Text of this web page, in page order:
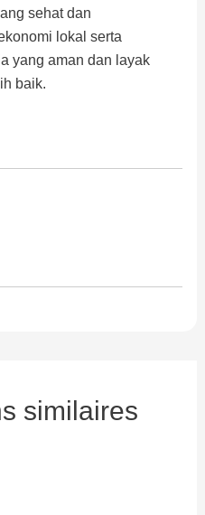
sehat dan
lokal serta
yang aman dan layak
baik.
similaires